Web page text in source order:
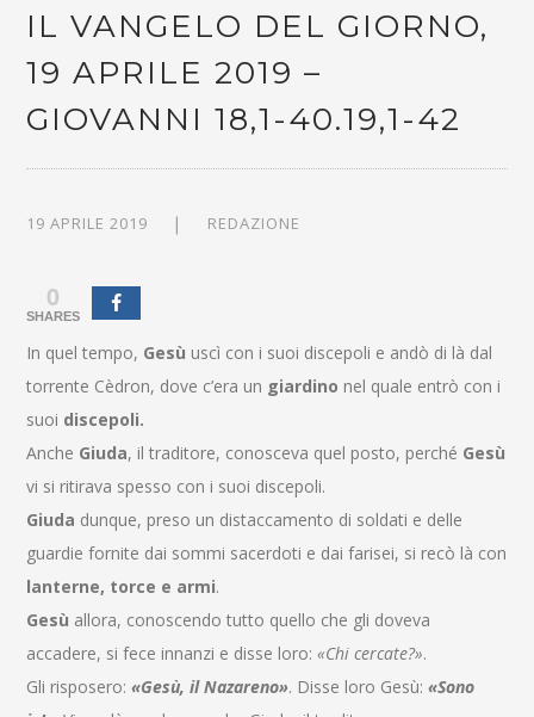
IL VANGELO DEL GIORNO,
19 APRILE 2019 –
GIOVANNI 18,1-40.19,1-42
19 APRILE 2019 REDAZIONE
0
SHARES
In quel tempo, Gesù uscì con i suoi discepoli e andò di là dal
torrente Cèdron, dove c’era un giardino nel quale entrò con i
suoi discepoli.
Anche Giuda, il traditore, conosceva quel posto, perché Gesù
vi si ritirava spesso con i suoi discepoli.
Giuda dunque, preso un distaccamento di soldati e delle
guardie fornite dai sommi sacerdoti e dai farisei, si recò là con
lanterne, torce e armi.
Gesù allora, conoscendo tutto quello che gli doveva
accadere, si fece innanzi e disse loro:«Chi cercate?».
Gli risposero:«Gesù, il Nazareno». Disse loro Gesù:«Sono